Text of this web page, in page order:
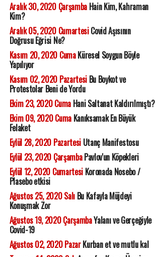
Aralık 30, 2020 ÇarşambaHain Kim, Kahraman
Kim?
Aralık 05, 2020 CumartesiCovid Aşısının
Doğrusu Eğrisi Ne?
Kasım 20, 2020 CumaKüresel Soygun Böyle
Yapılıyor
Kasım 02, 2020 PazartesiBu Boykot ve
Protestolar Beni de Yordu
Ekim 23, 2020 CumaHani Saltanat Kaldırılmıştı?
Ekim 09, 2020 CumaKanıksamak En Büyük
Felaket
Eylül 28, 2020 PazartesiUtanç Manifestosu
Eylül 23, 2020 ÇarşambaPavlov'un Köpekleri
Eylül 12, 2020 CumartesiKoronada Nosebo /
Plasebo etkisi
Ağustos 25, 2020 SalıBu Kafayla Müjdeyi
Konuşmak Zor
Ağustos 19, 2020 ÇarşambaYalanı ve Gerçeğiyle
Covid-19
Ağustos 02, 2020 PazarKurban et ve mutlu kal